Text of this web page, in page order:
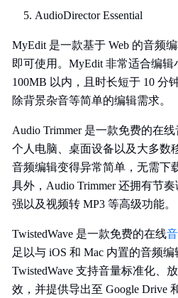
AudioDirector Essential
MyEdit 是一款基于 Web 的音频
即可使用。MyEdit 非常适合编
100MB 以内，且时长短于 10 分
除背景杂音等简单的编辑需求。
Audio Trimmer 是一款免费的在
个人电脑、桌面设备以及大多数
音频编辑变得异常简单，无需下
具外，Audio Trimmer 还拥有节
强以及视频转 MP3 等高级功能。
TwistedWave 是一款免费的在线
足以与 iOS 和 Mac 内置的音频编
TwistedWave 支持音量标准化、
效，并提供导出至 Google Drive